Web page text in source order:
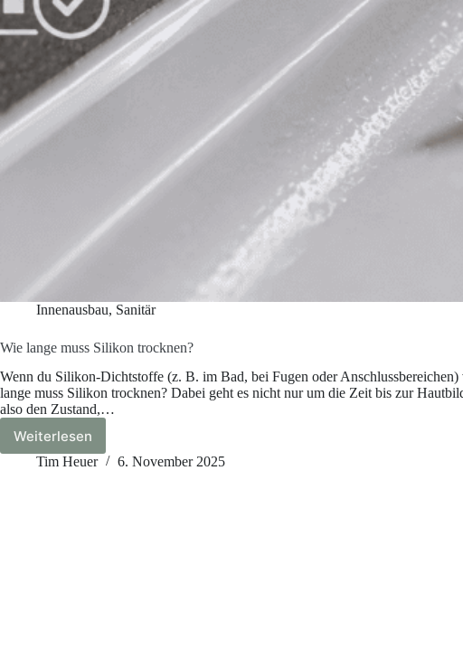
Innenausbau, Sanitär
Wie lange muss Silikon trocknen?
Wenn du Silikon-Dichtstoffe (z. B. im Bad, bei Fugen oder Anschlussbereichen)
lange muss Silikon trocknen? Dabei geht es nicht nur um die Zeit bis zur
also den Zustand,…
Weiterlesen
Wie
lange
Tim Heuer 6. November 2025